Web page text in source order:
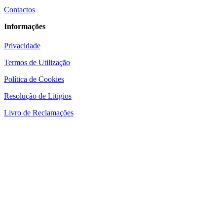
Contactos
Informações
Privacidade
Termos de Utilização
Política de Cookies
Resolução de Litígios
Livro de Reclamações